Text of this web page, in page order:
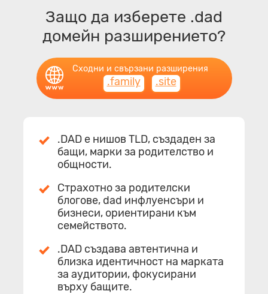
Защо да изберете .dad
домейн разширението?
Сходни и свързани разширения
.family .site
.DAD е нишов TLD, създаден за
бащи, марки за родителство и
общности.
Страхотно за родителски
блогове, dad инфлуенсъри и
бизнеси, ориентирани към
семейството.
.DAD създава автентична и
близка идентичност на марката
за аудитории, фокусирани
върху бащите.